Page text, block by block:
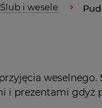
Ślub i wesele
weselnego.
prezentami gdyż